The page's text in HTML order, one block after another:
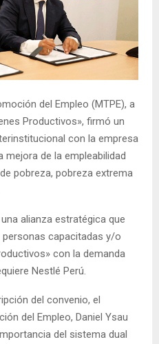
del Empleo (MTPE), a
Productivos», firmó un
con la empresa
mejora de la empleabilidad
pobreza, pobreza extrema
alianza estratégica que
capacitadas y/o
con la demanda
Nestlé Perú.
del convenio, el
del Empleo, Daniel Ysau
del sistema dual